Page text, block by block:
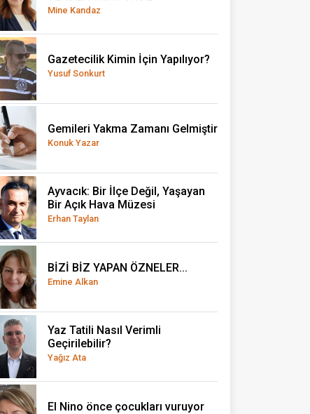
Mine Kandaz
Gazetecilik Kimin İçin Yapılıyor?
Yusuf Sonkurt
Gemileri Yakma Zamanı Gelmiştir
Konuk Yazar
Ayvacık: Bir İlçe Değil, Yaşayan
Bir Açık Hava Müzesi
Erhan Taylan
BİZİ BİZ YAPAN ÖZNELER...
Emine Alkan
Yaz Tatili Nasıl Verimli
Geçirilebilir?
Yağız Ata
El Nino önce çocukları vuruyor